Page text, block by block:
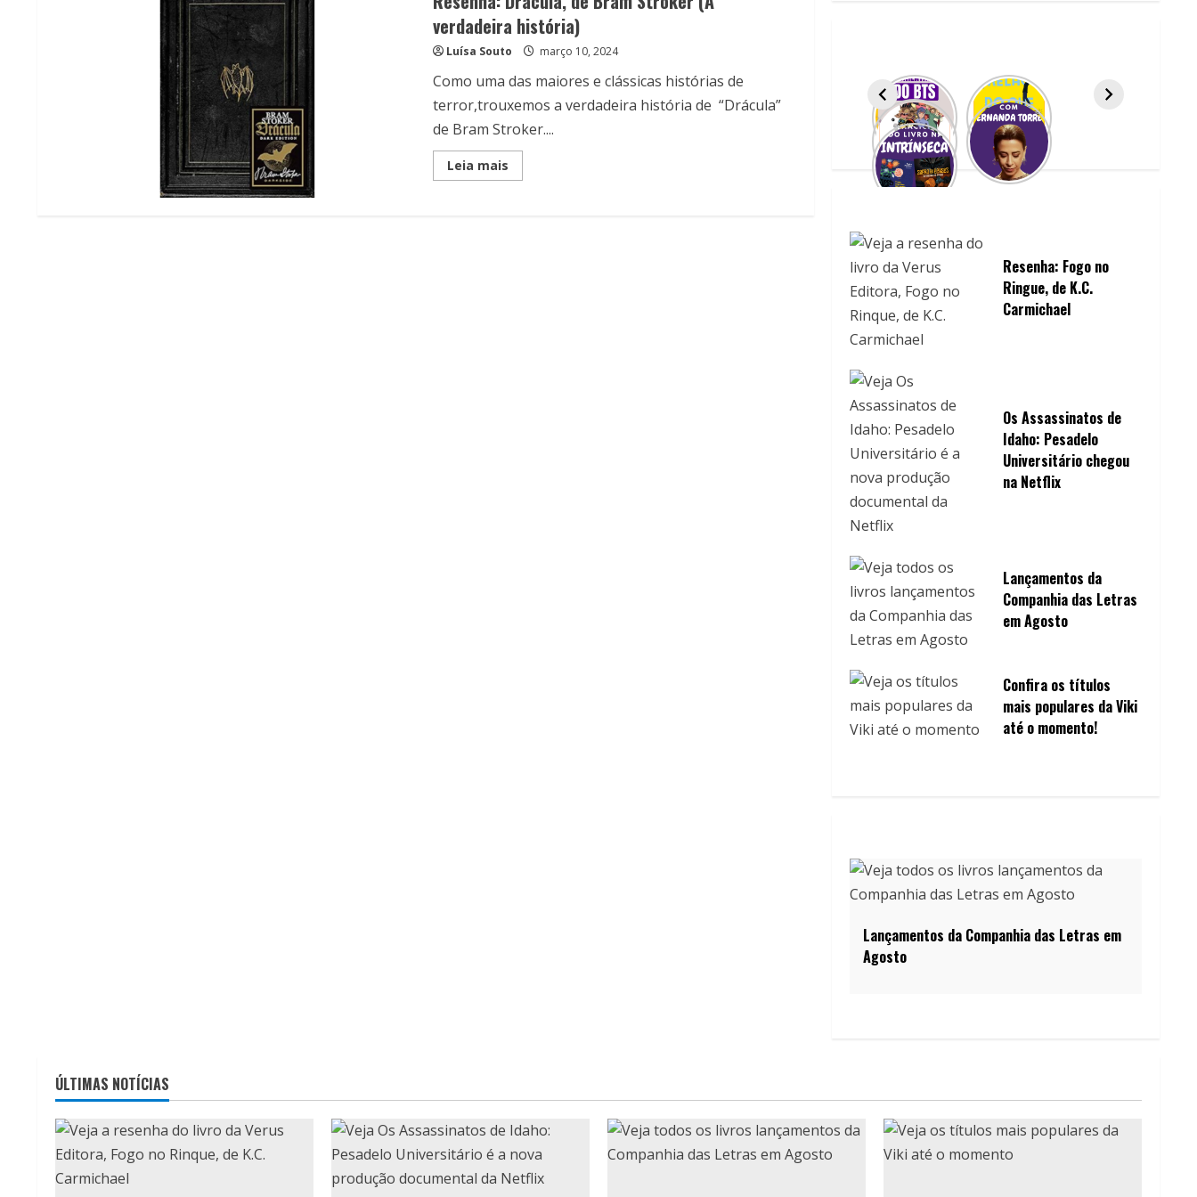
verdadeira história)
Luísa Souto março 10, 2024
Como uma das maiores e clássicas histórias de
terror,trouxemos a verdadeira história de “Drácula”
de Bram Stroker....
Leia maisRead
more
Resenha: Fogo no
Ringue, de K.C.
Carmichael
Os Assassinatos de
Idaho: Pesadelo
Universitário chegou
na Netflix
Lançamentos da
Companhia das Letras
em Agosto
Confira os títulos
mais populares da Viki
até o momento!
Lançamentos da Companhia das Letras em
Agosto
ÚLTIMAS NOTÍCIAS